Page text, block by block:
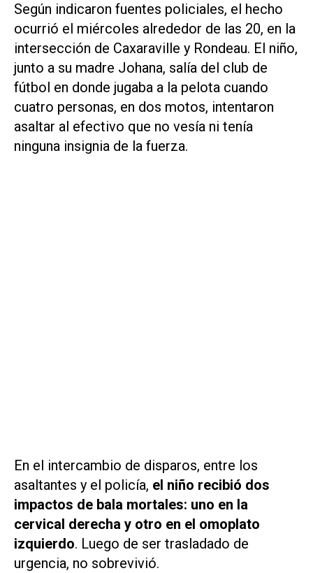
Según indicaron fuentes policiales, el hecho
ocurrió el miércoles alrededor de las 20, en la
intersección de Caxaraville y Rondeau. El niño,
junto a su madre Johana, salía del club de
fútbol en donde jugaba a la pelota cuando
cuatro personas, en dos motos, intentaron
asaltar al efectivo que no vesía ni tenía
ninguna insignia de la fuerza.
En el intercambio de disparos, entre los
asaltantes y el policía, el niño recibió dos
impactos de bala mortales: uno en la
cervical derecha y otro en el omoplato
izquierdo. Luego de ser trasladado de
urgencia, no sobrevivió.